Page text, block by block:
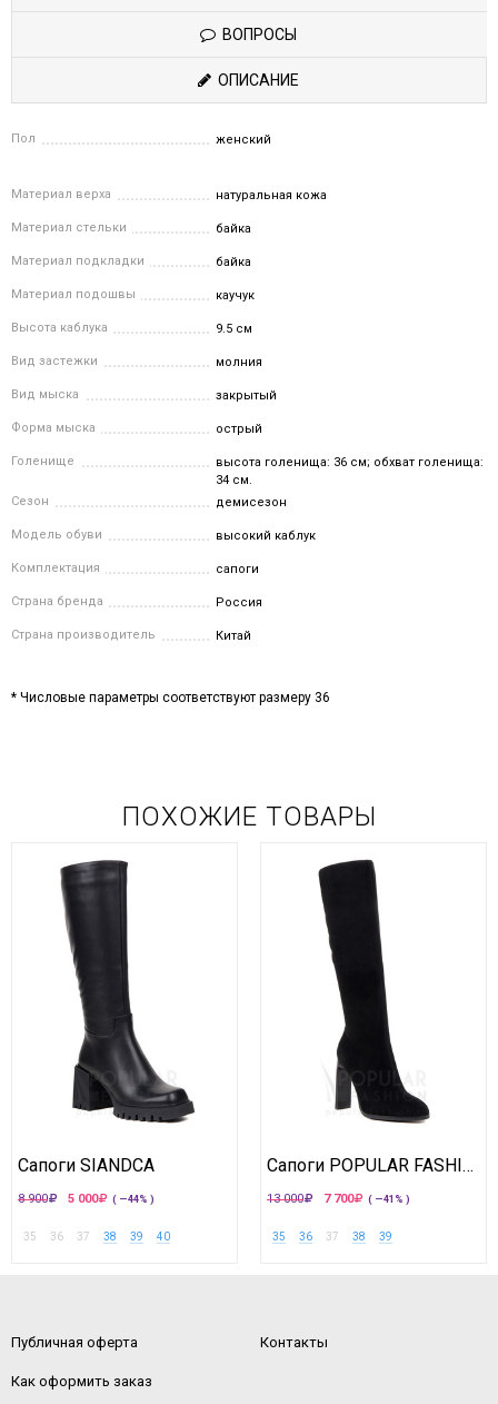
ВОПРОСЫ
ОПИСАНИЕ
Пол женский
Материал верха натуральная кожа
Материал стельки байка
Материал подкладки байка
Материал подошвы каучук
Высота каблука 9.5 см
Вид застежки молния
Вид мыска закрытый
Форма мыска острый
Голенище
высота голенища: 36 см; обхват голенища:
34 см.
Сезон
демисезон
Модель обуви высокий каблук
Комплектация сапоги
Страна бренда Россия
Страна производитель Китай
* Числовые параметры соответствуют размеру 36
ПОХОЖИЕ ТОВАРЫ
Сапоги SIANDCA
8 900 5 000 ( —44% )
35 36 37 38 39 40
Сапоги POPULAR FASHION
13 000 7 700 ( —41% )
35 36 37 38 39
Публичная оферта
Как оформить заказ
Контакты